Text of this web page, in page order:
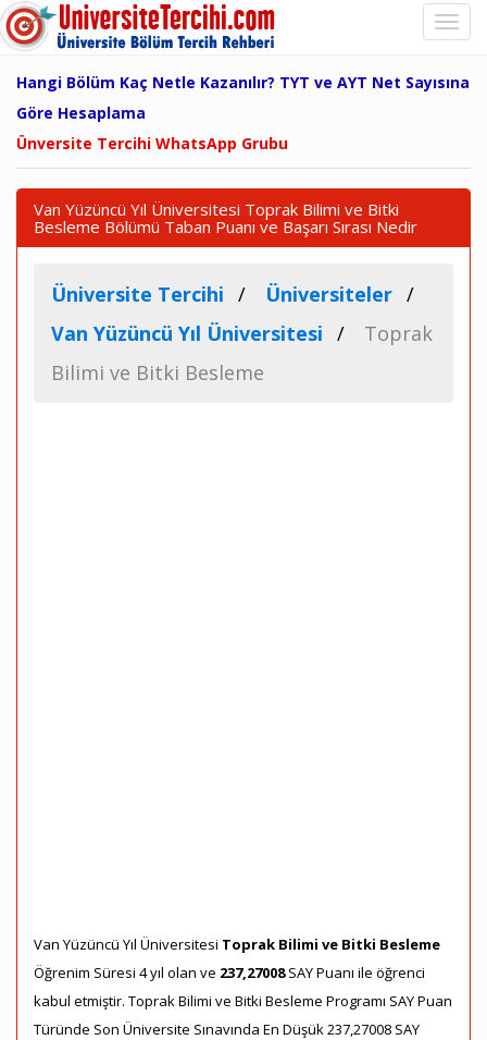
Hangi Bölüm Kaç Netle Kazanılır? TYT ve AYT Net Sayısına
Göre Hesaplama
Ünversite Tercihi WhatsApp Grubu
Van Yüzüncü Yıl Üniversitesi Toprak Bilimi ve Bitki
Besleme Bölümü Taban Puanı ve Başarı Sırası Nedir
Üniversite Tercihi
Üniversiteler
Van Yüzüncü Yıl Üniversitesi
Toprak
Bilimi ve Bitki Besleme
Van Yüzüncü Yıl Üniversitesi Toprak Bilimi ve Bitki Besleme
Öğrenim Süresi 4 yıl olan ve 237,27008SAY Puanı ile öğrenci
kabul etmiştir. Toprak Bilimi ve Bitki Besleme Programı SAY Puan
Türünde Son Üniversite Sınavında En Düşük 237,27008 SAY